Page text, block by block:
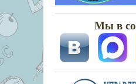
Мы в